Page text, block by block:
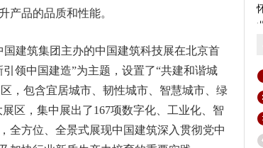
产品的品质和性能。
建筑集团主办的中国建筑科技展在北京首
领中国建造”为主题，设置了“共建和谐城
，包含宜居城市、韧性城市、智慧城市、绿
区，集中展出了167项数字化、工业化、智
全方位、全景式展现中国建筑深入贯彻党中